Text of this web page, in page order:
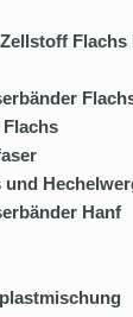
Flachs
Flachs
und
Hanf